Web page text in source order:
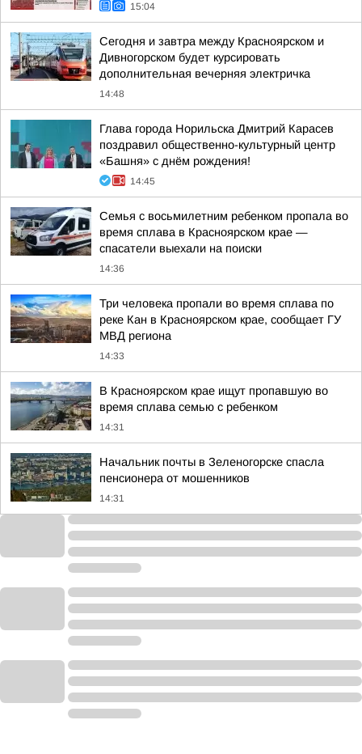
15:04
Сегодня и завтра между Красноярском и
Дивногорском будет курсировать
дополнительная вечерняя электричка
14:48
Глава города Норильска Дмитрий Карасев
поздравил общественно-культурный центр
«Башня» с днём рождения!
14:45
Семья с восьмилетним ребенком пропала во
время сплава в Красноярском крае —
спасатели выехали на поиски
14:36
Три человека пропали во время сплава по
реке Кан в Красноярском крае, сообщает ГУ
МВД региона
14:33
В Красноярском крае ищут пропавшую во
время сплава семью с ребенком
14:31
Начальник почты в Зеленогорске спасла
пенсионера от мошенников
14:31